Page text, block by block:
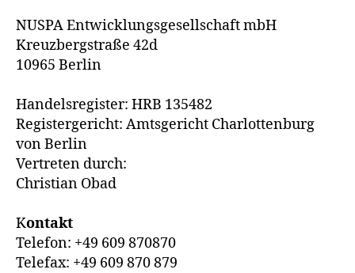
NUSPA Entwicklungsgesellschaft mbH
Kreuzbergstraße 42d
10965 Berlin
Handelsregister: HRB 135482
Registergericht: Amtsgericht Charlottenburg
von Berlin
Vertreten durch:
Christian Obad
Kontakt
Telefon: +49 609 870870
Telefax: +49 609 870 879